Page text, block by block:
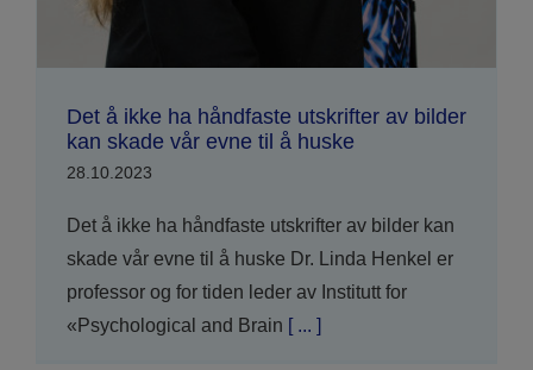
Det å ikke ha håndfaste utskrifter av bilder
kan skade vår evne til å huske
28.10.2023
Det å ikke ha håndfaste utskrifter av bilder kan
skade vår evne til å huske Dr. Linda Henkel er
professor og for tiden leder av Institutt for
«Psychological and Brain [ ... ]